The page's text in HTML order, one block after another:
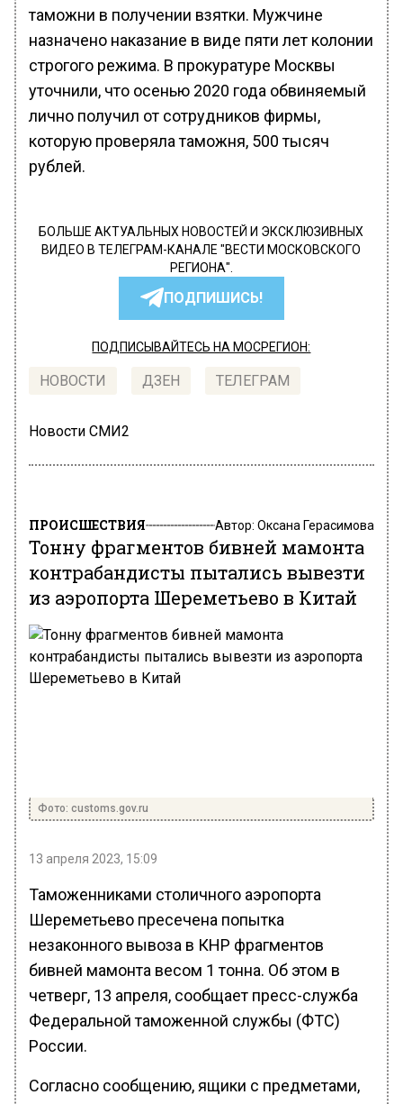
таможни в получении взятки. Мужчине
назначено наказание в виде пяти лет колонии
строгого режима. В прокуратуре Москвы
уточнили, что осенью 2020 года обвиняемый
лично получил от сотрудников фирмы,
которую проверяла таможня, 500 тысяч
рублей.
БОЛЬШЕ АКТУАЛЬНЫХ НОВОСТЕЙ И ЭКСКЛЮЗИВНЫХ
ВИДЕО В ТЕЛЕГРАМ-КАНАЛЕ "ВЕСТИ МОСКОВСКОГО
РЕГИОНА".
ПОДПИШИСЬ!
ПОДПИСЫВАЙТЕСЬ НА МОСРЕГИОН:
НОВОСТИ ДЗЕН ТЕЛЕГРАМ
Новости СМИ2
ПРОИСШЕСТВИЯ Автор: Оксана Герасимова
Тонну фрагментов бивней мамонта
контрабандисты пытались вывезти
из аэропорта Шереметьево в Китай
Фото: customs.gov.ru
13 апреля 2023, 15:09
Таможенниками столичного аэропорта
Шереметьево пресечена попытка
незаконного вывоза в КНР фрагментов
бивней мамонта весом 1 тонна. Об этом в
четверг, 13 апреля, сообщает пресс-служба
Федеральной таможенной службы (ФТС)
России.
Согласно сообщению, ящики с предметами,